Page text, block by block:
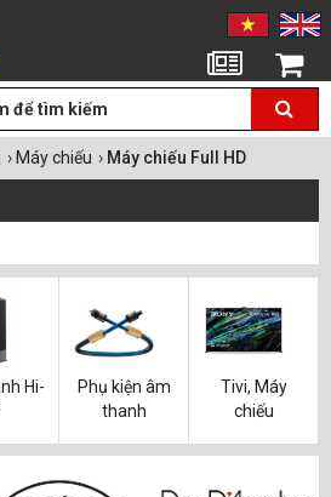
Giỏ hàng
› Máy chiếu › Máy chiếu Full HD
Hi-
Phụ kiện âm
thanh
Tivi, Máy
chiếu